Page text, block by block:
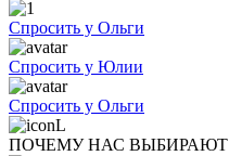
Спросить у Ольги
Спросить у Юлии
Спросить у Ольги
ПОЧЕМУ НАС ВЫБИРАЮТ